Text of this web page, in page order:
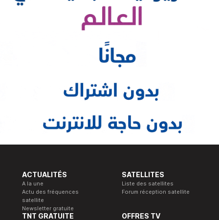
ACTUALITÉS
A la une
Actu des fréquences
satellite
Newsletter gratuite
SATELLITES
Liste des satellites
Forum réception satellite
TNT GRATUITE OFFRES TV